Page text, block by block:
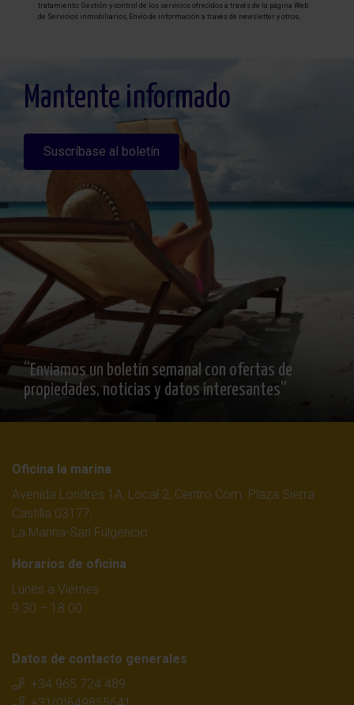
tratamiento: Gestión y control de los servicios ofrecidos a través de la página Web
de Servicios inmobiliarios, Envío de información a traves de newsletter y otros,
detallada sobre protección de datosAquí
Mantente informado
Suscríbase al boletín
“Enviamos un boletín semanal con ofertas de
propiedades, noticias y datos interesantes”
Oficina la marina
Avenida Londres 1A, Local 2, Centro Com. Plaza Sierra
Castilla 03177,
La Marina-San Fulgencio
Horarios de oficina
Lunes a Viernes
9.30 – 18.00
Datos de contacto generales
+34 965 724 489